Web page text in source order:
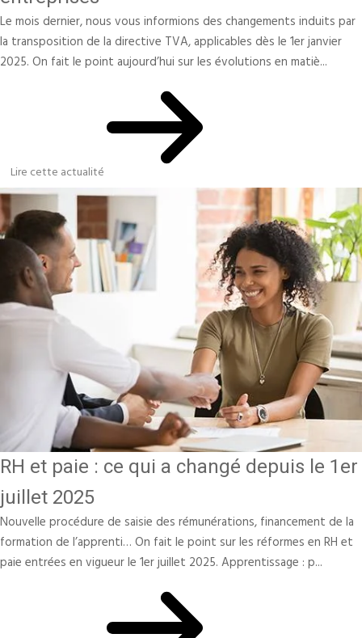
Le mois dernier, nous vous informions des changements induits par
la transposition de la directive TVA, applicables dès le 1er janvier
2025. On fait le point aujourd’hui sur les évolutions en matiè...
Lire cette actualité
RH et paie : ce qui a changé depuis le 1er
juillet 2025
Nouvelle procédure de saisie des rémunérations, financement de la
formation de l’apprenti… On fait le point sur les réformes en RH et
paie entrées en vigueur le 1er juillet 2025. Apprentissage : p...